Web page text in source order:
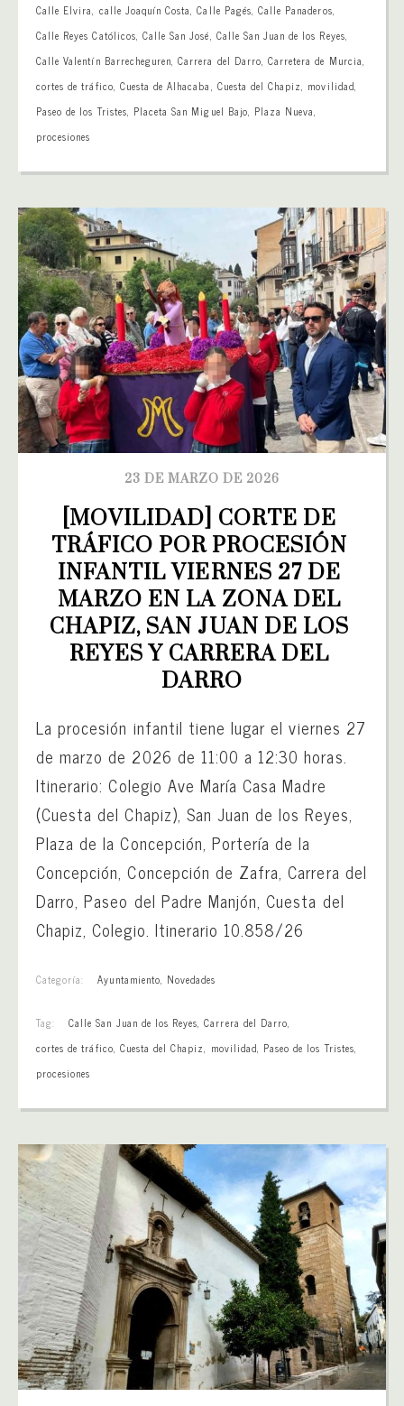
Calle Elvira, calle Joaquín Costa,Calle Pagés, Calle Panaderos,
Calle Reyes Católicos, Calle San José, Calle San Juan de los Reyes,
Calle Valentín Barrecheguren,Carrera del Darro, Carretera de Murcia,
cortes de tráfico, Cuesta de Alhacaba, Cuesta del Chapiz, movilidad,
Paseo de los Tristes, Placeta San Miguel Bajo, Plaza Nueva,
procesiones
23 DE MARZO DE 2026
[MOVILIDAD] CORTE DE
TRÁFICO POR PROCESIÓN
INFANTIL VIERNES 27 DE
MARZO EN LA ZONA DEL
CHAPIZ, SAN JUAN DE LOS
REYES Y CARRERA DEL
DARRO
La procesión infantil tiene lugar el viernes 27
de marzo de 2026 de 11:00 a 12:30 horas.
Itinerario: Colegio Ave María Casa Madre
(Cuesta del Chapiz), San Juan de los Reyes,
Plaza de la Concepción, Portería de la
Concepción, Concepción de Zafra, Carrera del
Darro, Paseo del Padre Manjón, Cuesta del
Chapiz, Colegio. Itinerario 10.858/26
Categoría: Ayuntamiento, Novedades
Tag: Calle San Juan de los Reyes,Carrera del Darro,
cortes de tráfico, Cuesta del Chapiz, movilidad, Paseo de los Tristes,
procesiones